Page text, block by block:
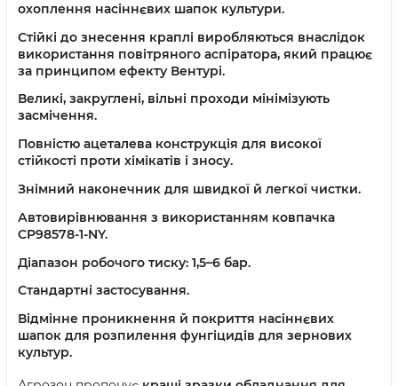
охоплення насіннєвих шапок культури.
Стійкі до знесення краплі виробляються внаслідок
використання повітряного аспіратора, який працює
за принципом ефекту Вентурі.
Великі, закруглені, вільні проходи мінімізують
засмічення.
Повністю ацеталева конструкція для високої
стійкості проти хімікатів і зносу.
Знімний наконечник для швидкої й легкої чистки.
Автовирівнювання з використанням ковпачка
CP98578-1-NY.
Діапазон робочого тиску: 1,5–6 бар.
Стандартні застосування.
Відмінне проникнення й покриття насіннєвих
шапок для розпилення фунгіцидів для зернових
культур.